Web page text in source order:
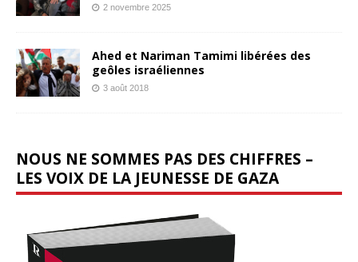
2 novembre 2025
Ahed et Nariman Tamimi libérées des
geôles israéliennes
3 août 2018
NOUS NE SOMMES PAS DES CHIFFRES –
LES VOIX DE LA JEUNESSE DE GAZA